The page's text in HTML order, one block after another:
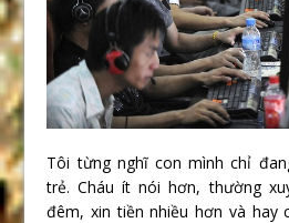
Tôi từng nghĩ con mình chỉ
trẻ. Cháu ít nói hơn, thường
đêm, xin tiền nhiều hơn và hay